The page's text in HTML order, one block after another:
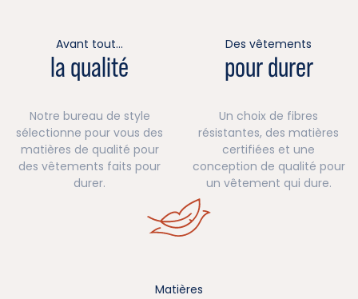
Avant tout…
la qualité
Notre bureau de style
sélectionne pour vous des
matières de qualité pour
des vêtements faits pour
durer.
Des vêtements
pour durer
Un choix de fibres
résistantes, des matières
certifiées et une
conception de qualité pour
un vêtement qui dure.
Matières